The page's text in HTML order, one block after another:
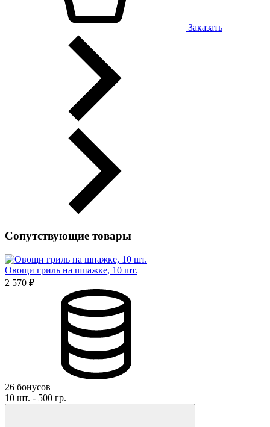
Заказать
Сопутствующие товары
Овощи гриль на шпажке, 10 шт.
2 570 ₽
26 бонусов
10 шт. - 500 гр.